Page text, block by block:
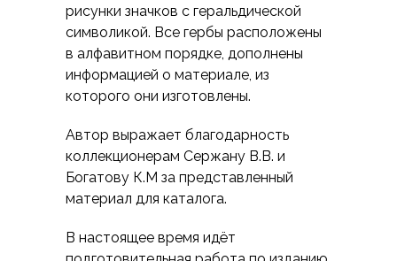
рисунки значков с геральдической
символикой. Все гербы расположены
в алфавитном порядке, дополнены
информацией о материале, из
которого они изготовлены.
Автор выражает благодарность
коллекционерам Сержану В.В. и
Богатову К.М за представленный
материал для каталога.
В настоящее время идёт